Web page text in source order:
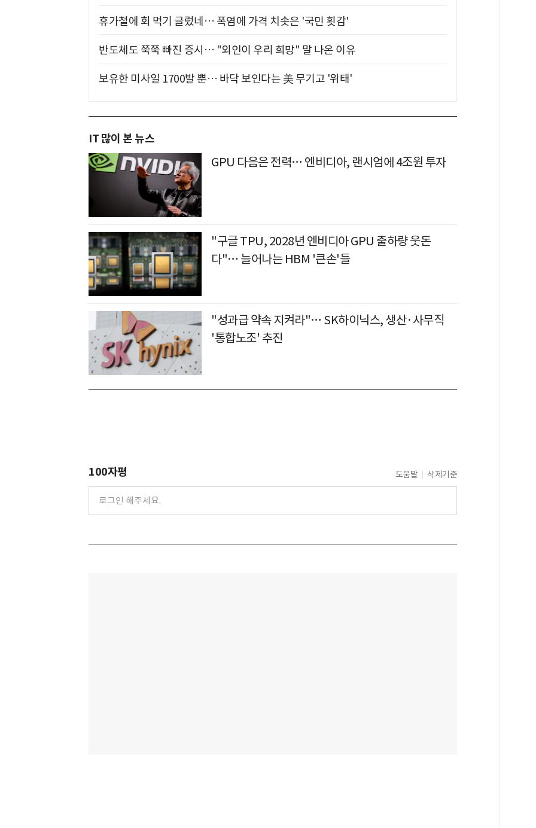
휴가철에 회 먹기 글렀네… 폭염에 가격 치솟은 '국민 횟감'
반도체도 쭉쭉 빠진 증시… "외인이 우리 희망" 말 나온 이유
보유한 미사일 1700발 뿐… 바닥 보인다는 美 무기고 '위태'
IT 많이 본 뉴스
GPU 다음은 전력… 엔비디아, 랜시엄에 4조원 투자
"구글 TPU, 2028년 엔비디아 GPU 출하량 웃돈
다"… 늘어나는 HBM '큰손'들
"성과급 약속 지켜라"… SK하이닉스, 생산·사무직
'통합노조' 추진
100자평 도움말 삭제기준